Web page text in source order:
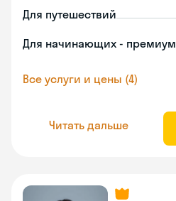
Для путешествий
Для начинающих - премиум
Все услуги и цены (4)
Читать дальше